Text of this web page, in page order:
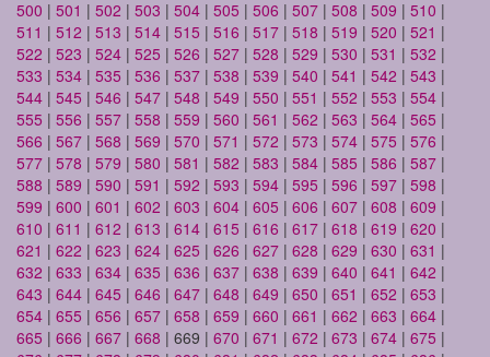
500 | 501 | 502 | 503 | 504 | 505 | 506 | 507 | 508 | 509 | 510 |
511 | 512 | 513 | 514 | 515 | 516 | 517 | 518 | 519 | 520 | 521 |
522 | 523 | 524 | 525 | 526 | 527 | 528 | 529 | 530 | 531 | 532 |
533 | 534 | 535 | 536 | 537 | 538 | 539 | 540 | 541 | 542 | 543 |
544 | 545 | 546 | 547 | 548 | 549 | 550 | 551 | 552 | 553 | 554 |
555 | 556 | 557 | 558 | 559 | 560 | 561 | 562 | 563 | 564 | 565 |
566 | 567 | 568 | 569 | 570 | 571 | 572 | 573 | 574 | 575 | 576 |
577 | 578 | 579 | 580 | 581 | 582 | 583 | 584 | 585 | 586 | 587 |
588 | 589 | 590 | 591 | 592 | 593 | 594 | 595 | 596 | 597 | 598 |
599 | 600 | 601 | 602 | 603 | 604 | 605 | 606 | 607 | 608 | 609 |
610 | 611 | 612 | 613 | 614 | 615 | 616 | 617 | 618 | 619 | 620 |
621 | 622 | 623 | 624 | 625 | 626 | 627 | 628 | 629 | 630 | 631 |
632 | 633 | 634 | 635 | 636 | 637 | 638 | 639 | 640 | 641 | 642 |
643 | 644 | 645 | 646 | 647 | 648 | 649 | 650 | 651 | 652 | 653 |
654 | 655 | 656 | 657 | 658 | 659 | 660 | 661 | 662 | 663 | 664 |
665 | 666 | 667 | 668 | 669 | 670 | 671 | 672 | 673 | 674 | 675 |